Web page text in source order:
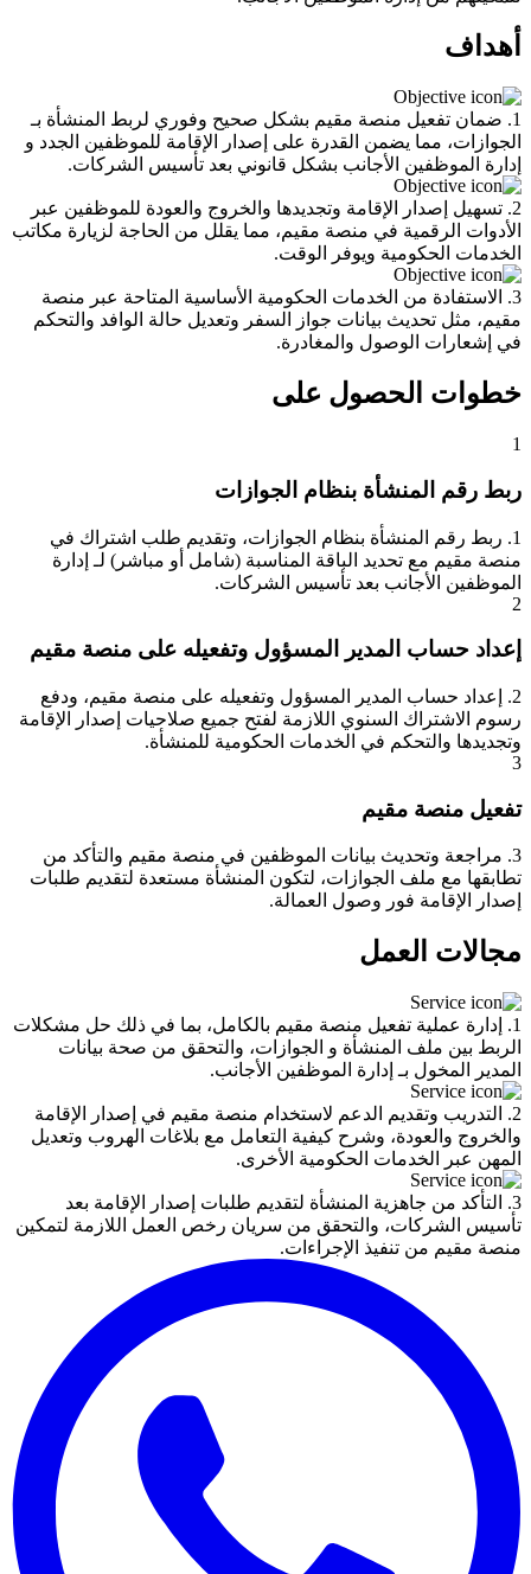
أهداف
1. ضمان تفعيل منصة مقيم بشكل صحيح وفوري لربط المنشأة بـ
الجوازات، مما يضمن القدرة على إصدار الإقامة للموظفين الجدد و
إدارة الموظفين الأجانب بشكل قانوني بعد تأسيس الشركات.
2. تسهيل إصدار الإقامة وتجديدها والخروج والعودة للموظفين عبر
الأدوات الرقمية في منصة مقيم، مما يقلل من الحاجة لزيارة مكاتب
الخدمات الحكومية ويوفر الوقت.
3. الاستفادة من الخدمات الحكومية الأساسية المتاحة عبر منصة
مقيم، مثل تحديث بيانات جواز السفر وتعديل حالة الوافد والتحكم
في إشعارات الوصول والمغادرة.
خطوات الحصول على
1
ربط رقم المنشأة بنظام الجوازات
1. ربط رقم المنشأة بنظام الجوازات، وتقديم طلب اشتراك في
منصة مقيم مع تحديد الباقة المناسبة (شامل أو مباشر) لـ إدارة
الموظفين الأجانب بعد تأسيس الشركات.
2
إعداد حساب المدير المسؤول وتفعيله على منصة مقيم
2. إعداد حساب المدير المسؤول وتفعيله على منصة مقيم، ودفع
رسوم الاشتراك السنوي اللازمة لفتح جميع صلاحيات إصدار الإقامة
وتجديدها والتحكم في الخدمات الحكومية للمنشأة.
3
تفعيل منصة مقيم
3. مراجعة وتحديث بيانات الموظفين في منصة مقيم والتأكد من
تطابقها مع ملف الجوازات، لتكون المنشأة مستعدة لتقديم طلبات
إصدار الإقامة فور وصول العمالة.
مجالات العمل
1. إدارة عملية تفعيل منصة مقيم بالكامل، بما في ذلك حل مشكلات
الربط بين ملف المنشأة و الجوازات، والتحقق من صحة بيانات
المدير المخول بـ إدارة الموظفين الأجانب.
2. التدريب وتقديم الدعم لاستخدام منصة مقيم في إصدار الإقامة
والخروج والعودة، وشرح كيفية التعامل مع بلاغات الهروب وتعديل
المهن عبر الخدمات الحكومية الأخرى.
3. التأكد من جاهزية المنشأة لتقديم طلبات إصدار الإقامة بعد
تأسيس الشركات، والتحقق من سريان رخص العمل اللازمة لتمكين
منصة مقيم من تنفيذ الإجراءات.